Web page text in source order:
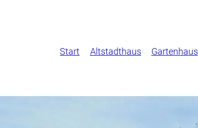
überspringen
Start Altstadthaus Gartenhaus